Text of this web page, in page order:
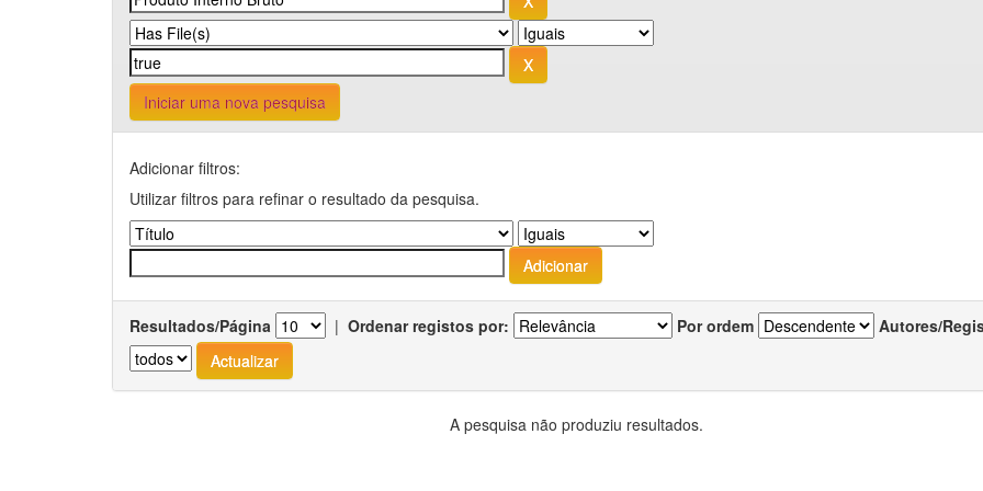
Iniciar uma nova pesquisa
Adicionar filtros:
Utilizar filtros para refinar o resultado da pesquisa.
Resultados/Página | Ordenar registos por: Por ordem Autores/
A pesquisa não produziu resultados.